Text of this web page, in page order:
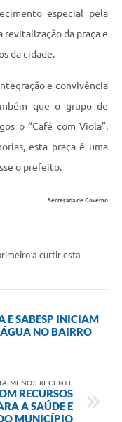
especial pela
revitalização da praça e
da cidade.
e convivência
que o grupo de
o “Café com Viola”,
esta praça é uma
o prefeito.
Secretaria de Governo
a curtir esta
E SABESP INICIAM
NO BAIRRO
MENOS RECENTE
RECURSOS
A SAÚDE E
MUNICÍPIO